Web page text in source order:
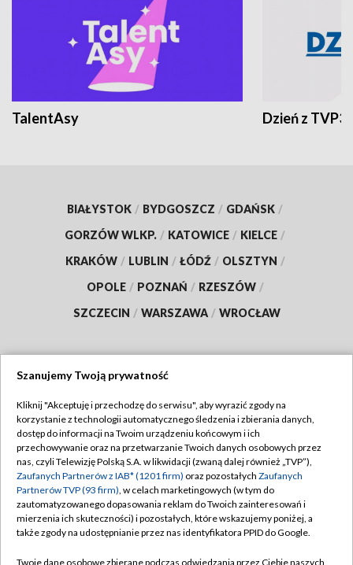
TalentAsy Dzień z TVP3
BIAŁYSTOK / BYDGOSZCZ / GDAŃSK /
GORZÓW WLKP. / KATOWICE / KIELCE /
KRAKÓW / LUBLIN / ŁÓDŹ / OLSZTYN /
OPOLE / POZNAŃ / RZESZÓW /
SZCZECIN / WARSZAWA / WROCŁAW
TVP
Abonament TVP
Emisja w TVP
Centrum informacji TVP
Naziemna Telewizja Cyfrowa
Regulamin TVP
Polityka prywatności
Moje zgody
Pomoc
Szanujemy Twoją prywatność
Kliknij "Akceptuję i przechodzę do serwisu", aby wyrazić zgody na
korzystanie z technologii automatycznego śledzenia i zbierania danych,
dostęp do informacji na Twoim urządzeniu końcowym i ich
przechowywanie oraz na przetwarzanie Twoich danych osobowych przez
nas, czyli Telewizję Polską S.A. w likwidacji (zwaną dalej również „TVP”),
Zaufanych Partnerów z IAB* (1201 firm) oraz pozostałych Zaufanych
Partnerów TVP (93 firm), w celach marketingowych (w tym do
zautomatyzowanego dopasowania reklam do Twoich zainteresowań i
mierzenia ich skuteczności) i pozostałych, które wskazujemy poniżej, a
także zgody na udostępnianie przez nas identyfikatora PPID do Google.
Twoje dane osobowe zbierane podczas odwiedzania przez Ciebie naszych